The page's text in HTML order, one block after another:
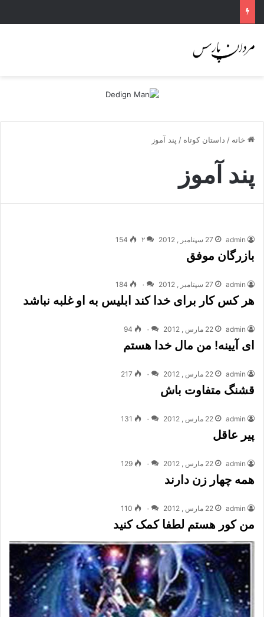
خانه / داستان کوتاه / پند آموز
پند آموز
admin 27 سپتامبر , 2012 ۲ 154
بازرگان موفق
admin 27 سپتامبر , 2012 ۰ 184
هر کس کار برای خدا کند ابلیس به او غلبه نباشد
admin 22 مارس , 2012 ۰ 94
ای آیینه! من مال خدا هستم
admin 22 مارس , 2012 ۰ 217
قشنگ متفاوت باش
admin 22 مارس , 2012 ۰ 131
پیر عاقل
admin 22 مارس , 2012 ۰ 129
همه چهار زن دارند
admin 22 مارس , 2012 ۰ 110
من کور هستم لطفا کمک کنید